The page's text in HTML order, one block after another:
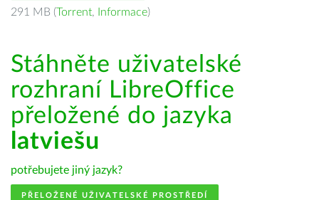
291 MB (Torrent, Informace)
Stáhněte uživatelské
rozhraní LibreOffice
přeložené do jazyka
latviešu
potřebujete jiný jazyk?
PŘELOŽENÉ UŽIVATELSKÉ PROSTŘEDÍ